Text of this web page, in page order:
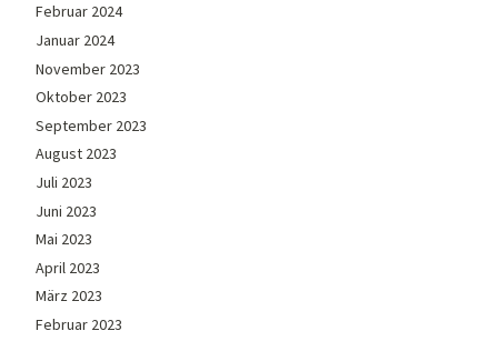
Februar 2024
Januar 2024
November 2023
Oktober 2023
September 2023
August 2023
Juli 2023
Juni 2023
Mai 2023
April 2023
März 2023
Februar 2023